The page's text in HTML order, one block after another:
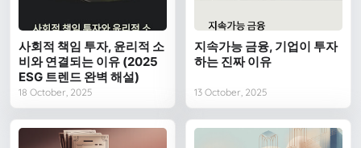
사회적 책임 투자, 윤리적 소
비와 연결되는 이유 (2025
ESG 트렌드 완벽 해설)
18 October, 2025
지속가능 금융, 기업이 투자
하는 진짜 이유
13 October, 2025